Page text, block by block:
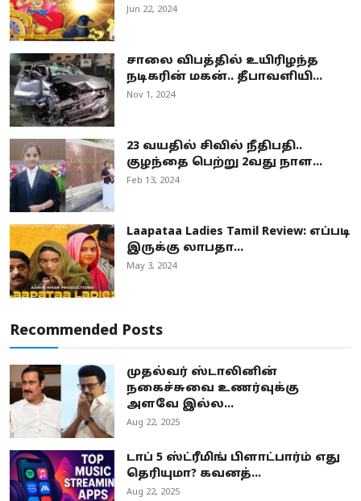
Jun 22, 2024
சாலை விபத்தில் உயிரிழந்த
நடிகரின் மகன்.. தீபாவளியி...
Nov 1, 2024
23 வயதில் சிவில் நீதிபதி..
குழந்தை பெற்று 2வது நாள...
Feb 13, 2024
Laapataa Ladies Tamil Review: எப்படி
இருக்கு லாபதா...
May 3, 2024
Recommended Posts
முதல்வர் ஸ்டாலினின்
நகைச்சுவை உணர்வுக்கு
அளவே இல்ல...
Aug 22, 2025
டாப் 5 ஸ்ட்ரீமிங் பிளாட்பார்ம் எது
தெரியுமா? கவனத்...
Aug 22, 2025